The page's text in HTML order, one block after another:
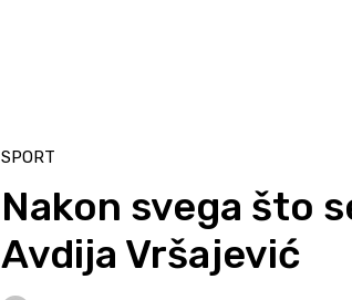
SPORT
Nakon svega što
Avdija Vršajević